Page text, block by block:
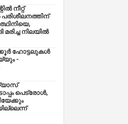
നീറ്റ്
നിലയിൽ
ഹോട്ടലുകൾ
-
പെട്രോൾ,